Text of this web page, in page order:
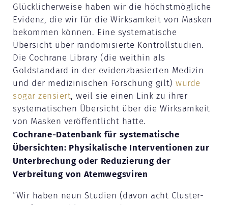
Glücklicherweise haben wir die höchstmögliche
Evidenz, die wir für die Wirksamkeit von Masken
bekommen können. Eine systematische
Übersicht über randomisierte Kontrollstudien.
Die Cochrane Library (die weithin als
Goldstandard in der evidenzbasierten Medizin
und der medizinischen Forschung gilt)wurde
sogar zensiert, weil sie einen Link zu ihrer
systematischen Übersicht über die Wirksamkeit
von Masken veröffentlicht hatte.
Cochrane-Datenbank für systematische
Übersichten: Physikalische Interventionen zur
Unterbrechung oder Reduzierung der
Verbreitung von Atemwegsviren
“Wir haben neun Studien (davon acht Cluster-